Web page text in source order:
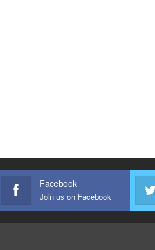
Facebook
Join us on Facebook